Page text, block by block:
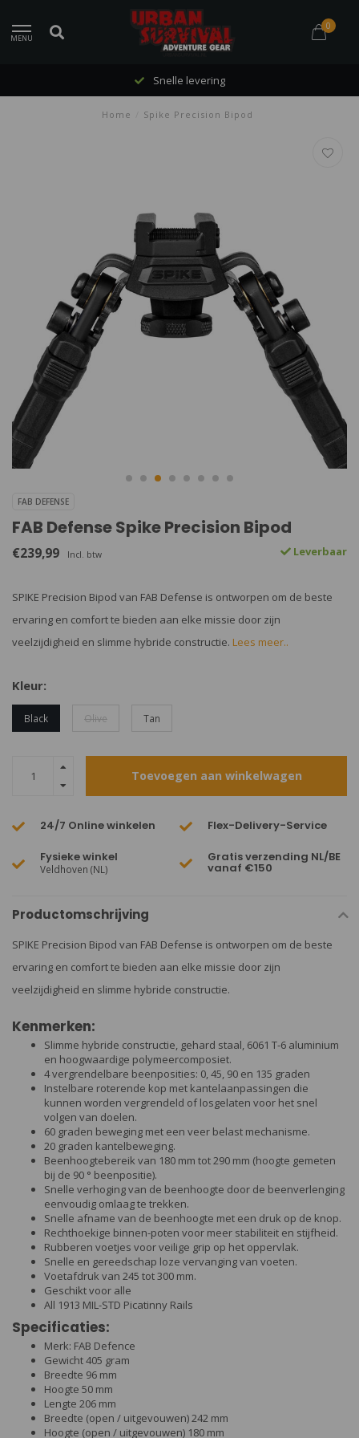
MENU
0
Snelle levering
Home Spike Precision Bipod
FAB DEFENSE
FAB Defense Spike Precision Bipod
€239,99 Incl. btw Leverbaar
SPIKE Precision Bipod van FAB Defense is ontworpen om de beste
ervaring en comfort te bieden aan elke missie door zijn
veelzijdigheid en slimme hybride constructie. Lees meer..
Kleur:
Black Olive Tan
Toevoegen aan winkelwagen
24/7 Online winkelen Flex-Delivery-Service
Fysieke winkel
Veldhoven (NL)
Gratis verzending NL/BE
vanaf €150
Productomschrijving
SPIKE Precision Bipod van FAB Defense is ontworpen om de beste
ervaring en comfort te bieden aan elke missie door zijn
veelzijdigheid en slimme hybride constructie.
Kenmerken:
Slimme hybride constructie, gehard staal, 6061 T-6 aluminium
en hoogwaardige polymeercomposiet.
4 vergrendelbare beenposities: 0, 45, 90 en 135 graden
Instelbare roterende kop met kantelaanpassingen die
kunnen worden vergrendeld of losgelaten voor het snel
volgen van doelen.
60 graden beweging met een veer belast mechanisme.
20 graden kantelbeweging.
Beenhoogtebereik van 180 mm tot 290 mm (hoogte gemeten
bij de 90 ° beenpositie).
Snelle verhoging van de beenhoogte door de beenverlenging
eenvoudig omlaag te trekken.
Snelle afname van de beenhoogte met een druk op de knop.
Rechthoekige binnen-poten voor meer stabiliteit en stijfheid.
Rubberen voetjes voor veilige grip op het oppervlak.
Snelle en gereedschap loze vervanging van voeten.
Voetafdruk van 245 tot 300 mm.
Geschikt voor alle
All 1913 MIL-STD Picatinny Rails
Specificaties:
Merk: FAB Defence
Gewicht 405 gram
Breedte 96 mm
Hoogte 50 mm
Lengte 206 mm
Breedte (open / uitgevouwen) 242 mm
Hoogte (open / uitgevouwen) 180 mm